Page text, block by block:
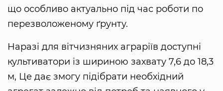
що особливо актуально під час роботи по
перезволоженому ґрунту.
Наразі для вітчизняних аграріїв доступні
культиватори із шириною захвату 7,6 до 18,3
м, Це дає змогу підібрати необхідний